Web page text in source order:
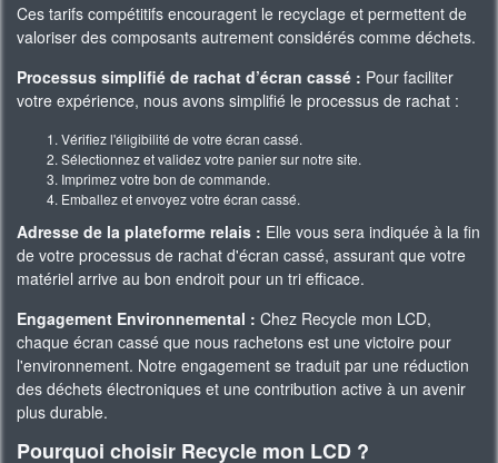
Ces tarifs compétitifs encouragent le recyclage et permettent de
valoriser des composants autrement considérés comme déchets.
Processus simplifié de rachat d’écran cassé : Pour faciliter
votre expérience, nous avons simplifié le processus de rachat :
Vérifiez l'éligibilité de votre écran cassé.
Sélectionnez et validez votre panier sur notre site.
Imprimez votre bon de commande.
Emballez et envoyez votre écran cassé.
Adresse de la plateforme relais : Elle vous sera indiquée à la fin
de votre processus de rachat d'écran cassé, assurant que votre
matériel arrive au bon endroit pour un tri efficace.
Engagement Environnemental : Chez Recycle mon LCD,
chaque écran cassé que nous rachetons est une victoire pour
l'environnement. Notre engagement se traduit par une réduction
des déchets électroniques et une contribution active à un avenir
plus durable.
Pourquoi choisir Recycle mon LCD ?